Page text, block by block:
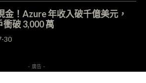
金！Azure 年收入破千億美元，
破 3,000 萬
30
- 廣告 -